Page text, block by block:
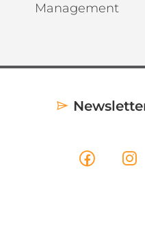
Management